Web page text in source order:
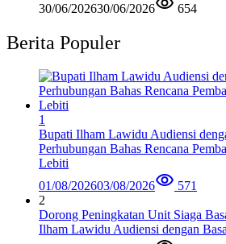
30/06/202630/06/2026 654
Berita Populer
1
Bupati Ilham Lawidu Audiensi
Perhubungan Bahas Rencana
Lebiti
01/08/202603/08/2026
571
2
Dorong Peningkatan Unit Siaga
Ilham Lawidu Audiensi dengan